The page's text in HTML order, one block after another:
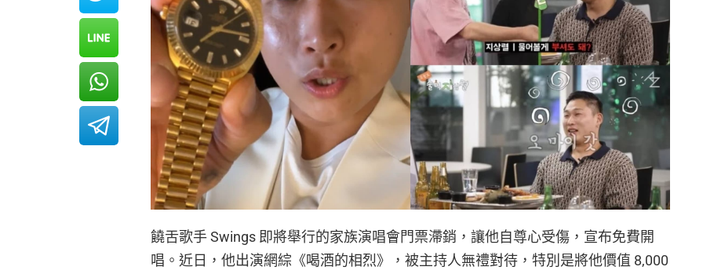
饒舌歌手 Swings 即將舉行的家族演唱會門票滯銷，讓他自尊心受傷，宣布免費開
唱。近日，他出演網綜《喝酒的相烈》，被主持人無禮對待，特別是將他價值 8,000